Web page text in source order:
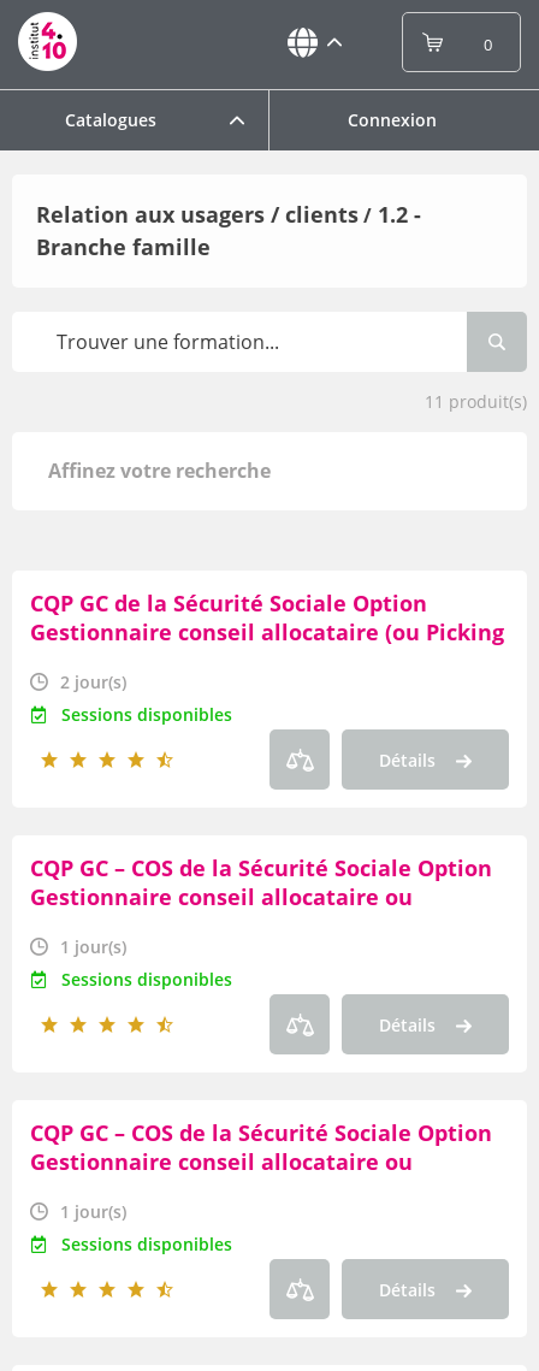
Catalogues Connexion
0
Relation aux usagers / clients/ 1.2 -
Branche famille
11 produit(s)
Affinez votre recherche
Par date
Par thème
Par axe
Par type de produit
Par modalité
CQP GC de la Sécurité Sociale Option
Gestionnaire conseil allocataire (ou Picking
rendez-vous »
2 jour(s)
Sessions disponibles
Détails
CQP GC – COS de la Sécurité Sociale Option
Gestionnaire conseil allocataire ou
Famille (ou Picking « Hors CQP ») Module «
La charte rédactionnelle»
1 jour(s)
Sessions disponibles
Détails
CQP GC – COS de la Sécurité Sociale Option
Gestionnaire conseil allocataire ou
Famille (ou Picking « Hors CQP ») Module «
Les incivilités »
1 jour(s)
Sessions disponibles
Détails